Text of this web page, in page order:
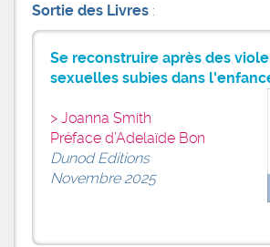
Sortie des Livres :
Se reconstruire après des
sexuelles subies dans
Joanna Smith
Préface d’Adelaïde Bon
Dunod Editions
Novembre 2025